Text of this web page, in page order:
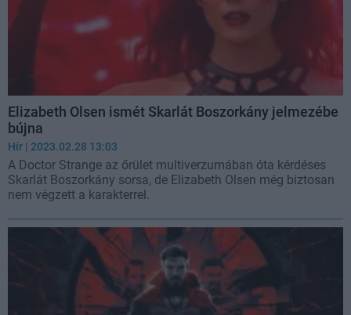
Elizabeth Olsen ismét Skarlát Boszorkány jelmezébe
bújna
Hír | 2023.02.28 13:03
A Doctor Strange az őrület multiverzumában óta kérdéses
Skarlát Boszorkány sorsa, de Elizabeth Olsen még biztosan
nem végzett a karakterrel.